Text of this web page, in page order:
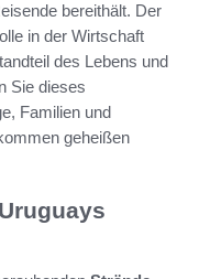
bereithält. Der
in der Wirtschaft
des Lebens und
Sie dieses
Familien und
geheißen